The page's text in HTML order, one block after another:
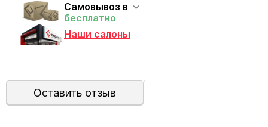
Самовывоз в
бесплатно
Наши салоны
Оставить отзыв